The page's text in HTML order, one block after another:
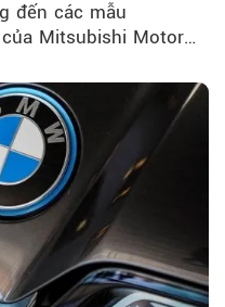
đến các mẫu
Mitsubishi Motor